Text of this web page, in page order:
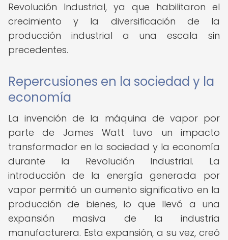
Revolución Industrial, ya que habilitaron el
crecimiento y la diversificación de la
producción industrial a una escala sin
precedentes.
Repercusiones en la sociedad y la
economía
La invención de la máquina de vapor por
parte de James Watt tuvo un impacto
transformador en la sociedad y la economía
durante la Revolución Industrial. La
introducción de la energía generada por
vapor permitió un aumento significativo en la
producción de bienes, lo que llevó a una
expansión masiva de la industria
manufacturera. Esta expansión, a su vez, creó